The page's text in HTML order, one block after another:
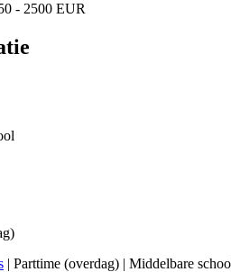
- 2500 EUR
| Parttime (overdag) | Middelbare